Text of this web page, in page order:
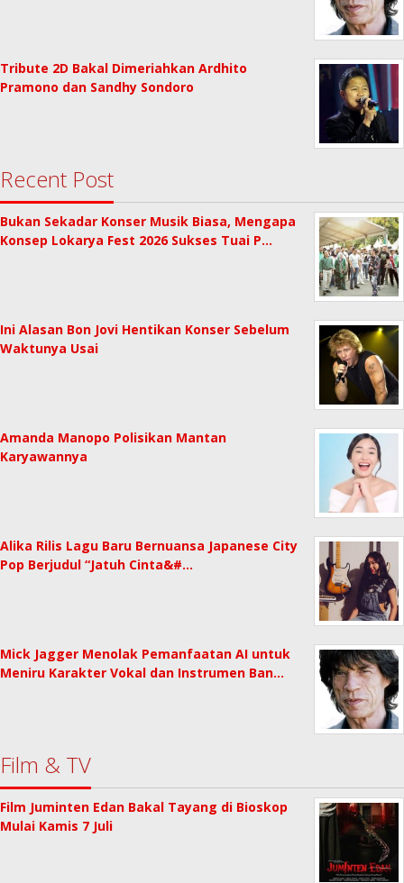
Tribute 2D Bakal Dimeriahkan Ardhito
Pramono dan Sandhy Sondoro
Recent Post
Bukan Sekadar Konser Musik Biasa, Mengapa
Konsep Lokarya Fest 2026 Sukses Tuai P…
Ini Alasan Bon Jovi Hentikan Konser Sebelum
Waktunya Usai
Amanda Manopo Polisikan Mantan
Karyawannya
Alika Rilis Lagu Baru Bernuansa Japanese City
Pop Berjudul “Jatuh Cinta&#…
Mick Jagger Menolak Pemanfaatan AI untuk
Meniru Karakter Vokal dan Instrumen Ban…
Film & TV
Film Juminten Edan Bakal Tayang di Bioskop
Mulai Kamis 7 Juli